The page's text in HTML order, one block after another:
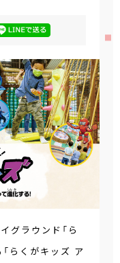
グラウンド「ら
らくがキッズ ア